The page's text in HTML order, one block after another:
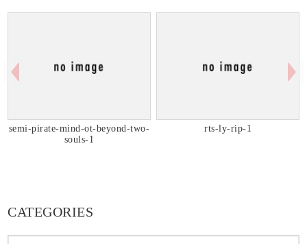
semi-pirate-mind-ot-beyond-two-
souls-1
rts-ly-rip-1
CATEGORIES